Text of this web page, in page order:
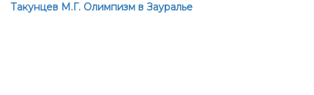
Такунцев М.Г. Олимпизм в Зауралье